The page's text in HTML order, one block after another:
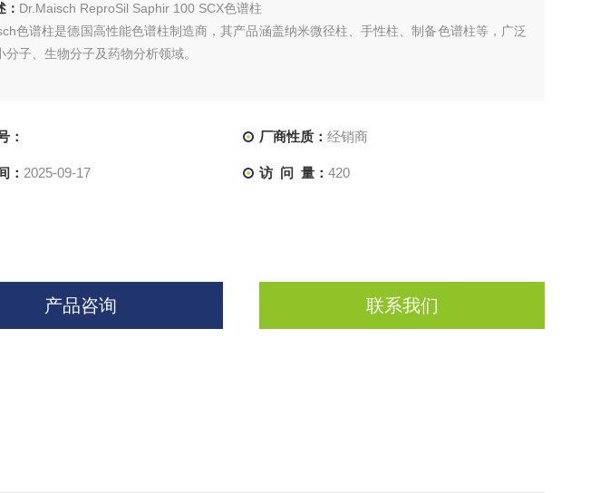
： Dr.Maisch ReproSil Saphir 100 SCX色谱柱
色谱柱是德国高性能色谱柱制造商，其产品涵盖纳米微径柱、手性柱、制备色谱柱等，广泛
分子、生物分子及药物分析领域。
： 厂商性质： 经销商
： 2025-09-17 访 问 量： 420
产品咨询 联系我们